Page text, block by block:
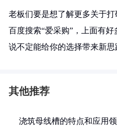
老板们要是想了解更多关于
百度搜索“爱采购”，上面有好
说不定能给你的选择带来新思
其他推荐
浇筑母线槽的特点和应用